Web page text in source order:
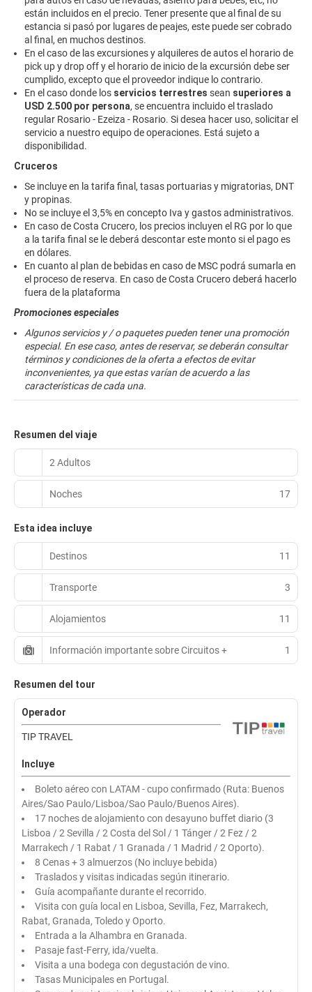
están incluidos en el precio. Tener presente que al final de su
estancia si pasó por lugares de peajes, este puede ser cobrado
al final, en muchos destinos.
En el caso de las excursiones y alquileres de autos el horario de
pick up y drop off y el horario de inicio de la excursión debe ser
cumplido, excepto que el proveedor indique lo contrario.
En el caso donde los servicios terrestres sean superiores a
USD 2.500 por persona, se encuentra incluido el traslado
regular Rosario - Ezeiza - Rosario. Si desea hacer uso, solicitar el
servicio a nuestro equipo de operaciones. Está sujeto a
disponibilidad.
Cruceros
Se incluye en la tarifa final, tasas portuarias y migratorias, DNT
y propinas.
No se incluye el 3,5% en concepto Iva y gastos administrativos.
En caso de Costa Crucero, los precios incluyen el RG por lo que
a la tarifa final se le deberá descontar este monto si el pago es
en dólares.
En cuanto al plan de bebidas en caso de MSC podrá sumarla en
el proceso de reserva. En caso de Costa Crucero deberá hacerlo
fuera de la plataforma
Promociones especiales
Algunos servicios y / o paquetes pueden tener una promoción
especial. En ese caso, antes de reservar, se deberán consultar
términos y condiciones de la oferta a efectos de evitar
inconvenientes, ya que estas varían de acuerdo a las
características de cada una.
Resumen del viaje
2 Adultos
Noches 17
Esta idea incluye
Destinos 11
Transporte 3
Alojamientos 11
Información importante sobre Circuitos + 1
Resumen del tour
Operador
TIP TRAVEL
Incluye
Boleto aéreo con LATAM - cupo confirmado (Ruta: Buenos
Aires/Sao Paulo/Lisboa/Sao Paulo/Buenos Aires).
17 noches de alojamiento con desayuno buffet diario (3
Lisboa / 2 Sevilla / 2 Costa del Sol / 1 Tánger / 2 Fez / 2
Marrakech / 1 Rabat / 1 Granada / 1 Madrid / 2 Oporto).
8 Cenas + 3 almuerzos (No incluye bebida)
Traslados y visitas indicadas según itinerario.
Guía acompañante durante el recorrido.
Visita con guía local en Lisboa, Sevilla, Fez, Marrakech,
Rabat, Granada, Toledo y Oporto.
Entrada a la Alhambra en Granada.
Pasaje fast-Ferry, ida/vuelta.
Visita a una bodega con degustación de vino.
Tasas Municipales en Portugal.